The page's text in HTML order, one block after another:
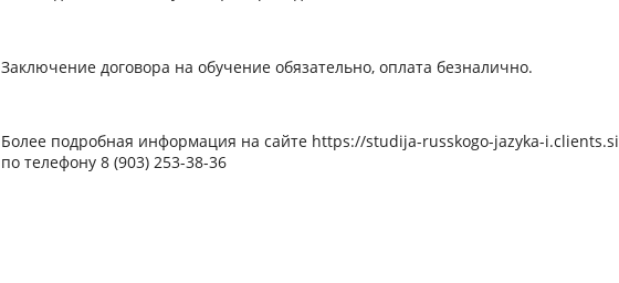
Заключение договора на обучение обязательно, оплата безналично.
Более подробная информация на сайте https://studija-russkogo-jazyka-
по телефону 8 (903) 253-38-36